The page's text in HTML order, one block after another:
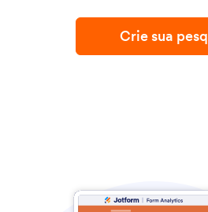
Crie sua